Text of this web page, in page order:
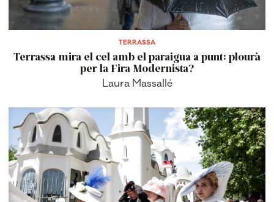
TERRASSA
Terrassa mira el cel amb el paraigua a punt: plourà
per la Fira Modernista?
Laura Massallé